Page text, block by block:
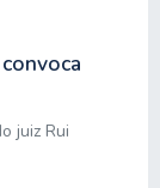
juiz Rui